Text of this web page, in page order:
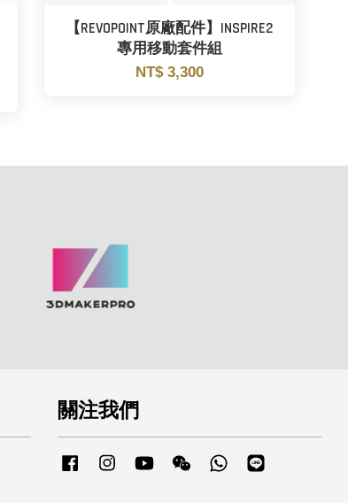
【REVOPOINT原廠配件】INSPIRE2
專用移動套件組
NT$ 3,300
關注我們
FacebookInstagramYouTube Wechat Whatsapp